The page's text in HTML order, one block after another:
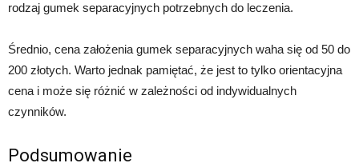
rodzaj gumek separacyjnych potrzebnych do leczenia.
Średnio, cena założenia gumek separacyjnych waha się od 50 do
200 złotych. Warto jednak pamiętać, że jest to tylko orientacyjna
cena i może się różnić w zależności od indywidualnych
czynników.
Podsumowanie